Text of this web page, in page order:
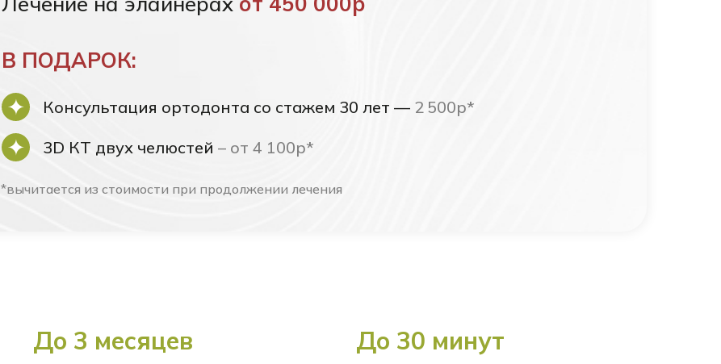
В ПОДАРОК:
*вычитается из стоимости при продолжении лечения
3D КТ двух челюстей – от 4 100р*
Консультация ортодонта со стажем 30 лет — 2 500р*
До 3 месяцев До 30 минут